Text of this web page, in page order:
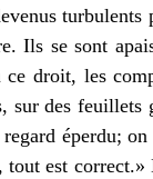
Ils se sont
ce droit, les
sur des
éperdu;
est